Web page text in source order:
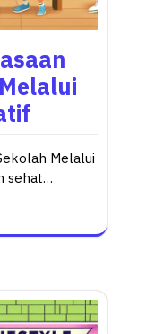
Melalui
sehat…